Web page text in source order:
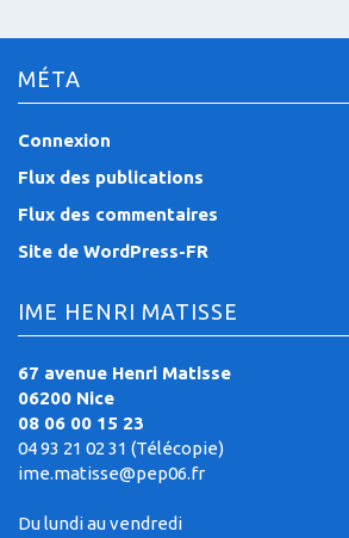
MÉTA
Connexion
Flux des publications
Flux des commentaires
Site de WordPress-FR
IME HENRI MATISSE
67 avenue Henri Matisse
06200 Nice
08 06 00 15 23
04 93 21 02 31 (Télécopie)
ime.matisse@pep06.fr
Du lundi au vendredi